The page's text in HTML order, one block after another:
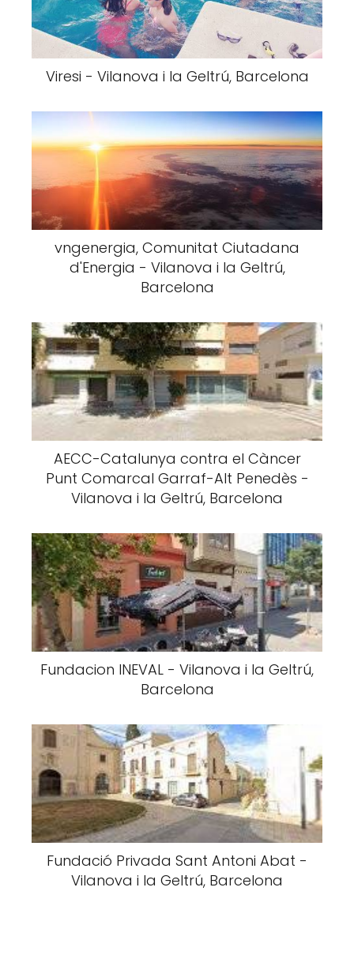
Viresi - Vilanova i la Geltrú, Barcelona
vngenergia, Comunitat Ciutadana
d'Energia - Vilanova i la Geltrú,
Barcelona
AECC-Catalunya contra el Càncer
Punt Comarcal Garraf-Alt Penedès -
Vilanova i la Geltrú, Barcelona
Fundacion INEVAL - Vilanova i la Geltrú,
Barcelona
Fundació Privada Sant Antoni Abat -
Vilanova i la Geltrú, Barcelona